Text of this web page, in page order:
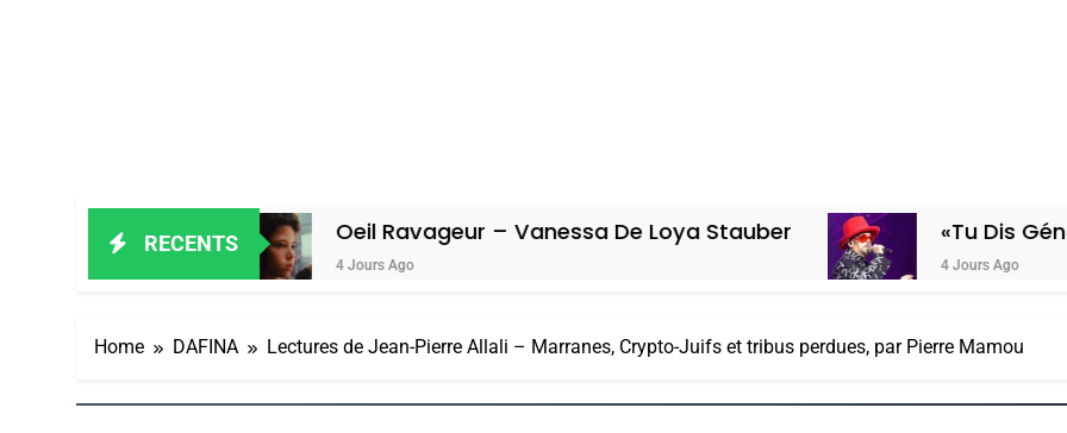
RECENTSOeil Ravageur – Vanessa De Loya Stauber
4 Jours Ago
«Tu Dis Génocide, Je
4 Jours Ago
Home DAFINA Lectures de Jean-Pierre Allali – Marranes, Crypto-Juifs et tribus perdues, par Pierre Mamou